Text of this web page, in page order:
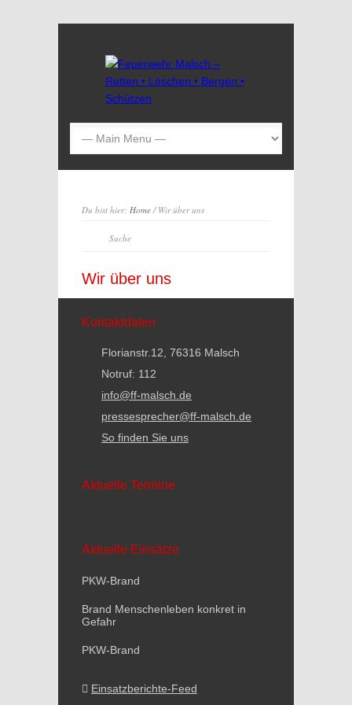
Du bist hier: Home/ Wir über uns
Wir über uns
Kontaktdaten
Florianstr.12, 76316 Malsch
Notruf: 112
info@ff-malsch.de
pressesprecher@ff-malsch.de
So finden Sie uns
Aktuelle Termine
Aktuelle Einsätze
PKW-Brand
Brand Menschenleben konkret in
Gefahr
PKW-Brand
Einsatzberichte-Feed